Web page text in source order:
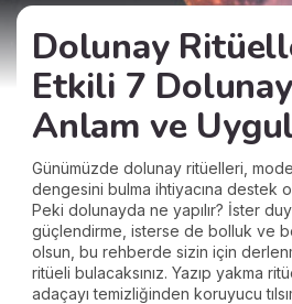
Dolunay
Etkili 7
Anlam ve
Günümüzde dolunay ritüelleri,
dengesini bulma ihtiyacına destek
Peki dolunayda ne yapılır? İster
güçlendirme, isterse de bolluk ve
olsun, bu rehberde sizin için
ritüeli bulacaksınız. Yazıp yakma
adaçayı temizliğinden koruyucu